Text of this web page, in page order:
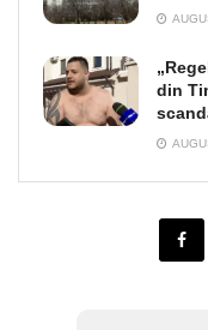
din